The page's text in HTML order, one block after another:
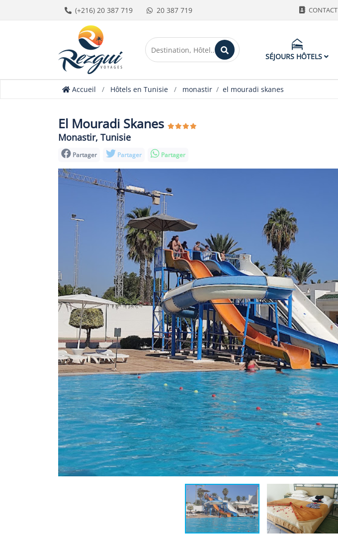
(+216) 20 387 719 20 387 719 CONTACT
SÉJOURS HÔTELS
Accueil Hôtels en Tunisie monastir el mouradi skanes
El Mouradi Skanes
Monastir, Tunisie
Partager Partager Partager